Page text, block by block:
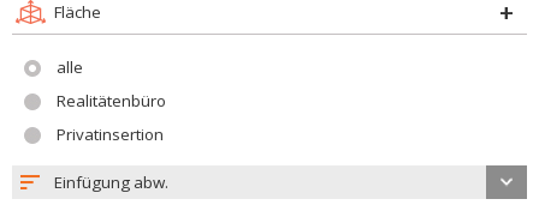
Fläche
alle
Realitätenbüro
Privatinsertion
Einfügung abw.